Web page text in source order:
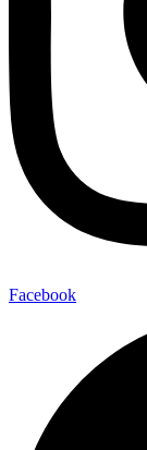
Facebook